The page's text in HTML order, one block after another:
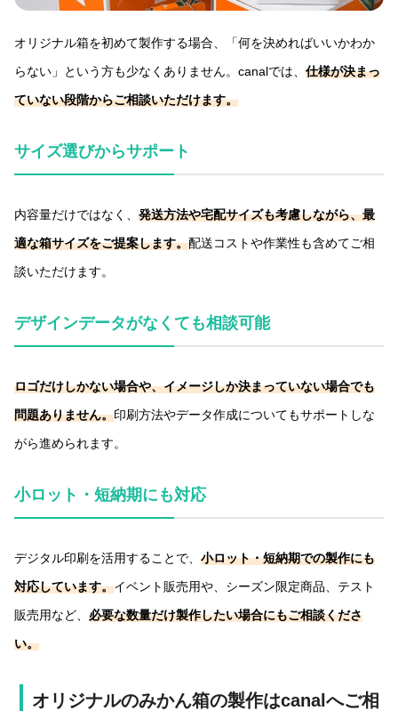
オリジナル箱を初めて製作する場合、「何を決めればいいかわか
らない」という方も少なくありません。canalでは、 仕様が決まっ
ていない段階からご相談いただけます。
サイズ選びからサポート
内容量だけではなく、 発送方法や宅配サイズも考慮しながら、最
適な箱サイズをご提案します。配送コストや作業性も含めてご相
談いただけます。
デザインデータがなくても相談可能
ロゴだけしかない場合や、イメージしか決まっていない場合でも
問題ありません。印刷方法やデータ作成についてもサポートしな
がら進められます。
小ロット・短納期にも対応
デジタル印刷を活用することで、 小ロット・短納期での製作にも
対応しています。イベント販売用や、シーズン限定商品、テスト
販売用など、 必要な数量だけ製作したい場合にもご相談くださ
い。
オリジナルのみかん箱の製作はcanalへご相